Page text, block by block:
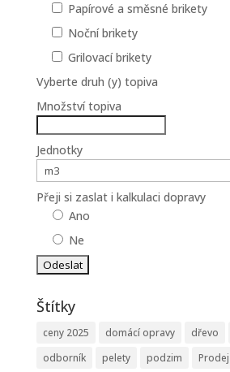
Papírové a směsné brikety
Noční brikety
Grilovací brikety
Vyberte druh (y) topiva
Množství topiva
Jednotky
Přeji si zaslat i kalkulaci dopravy
Ano
Ne
Štítky
ceny 2025 domácí opravy dřevo
odborník
pelety podzim